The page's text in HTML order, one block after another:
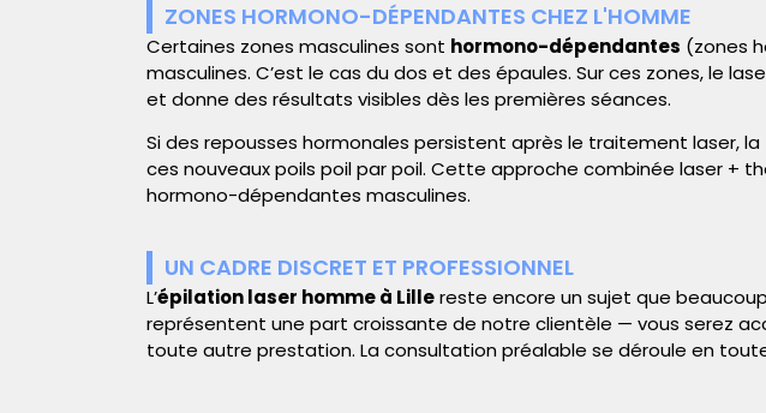
ZONES HORMONO-DÉPENDANTES CHEZ L'HOMME
Certaines zones masculines sont hormono-dépendantes (zones
masculines. C’est le cas du dos et des épaules. Sur ces zones, le
et donne des résultats visibles dès les premières séances.
Si des repousses hormonales persistent après le traitement laser, la
ces nouveaux poils poil par poil. Cette approche combinée laser +
hormono-dépendantes masculines.
UN CADRE DISCRET ET PROFESSIONNEL
L’épilation laser homme à Lillereste encore un sujet que
représentent une part croissante de notre clientèle — vous serez
toute autre prestation. La consultation préalable se déroule en